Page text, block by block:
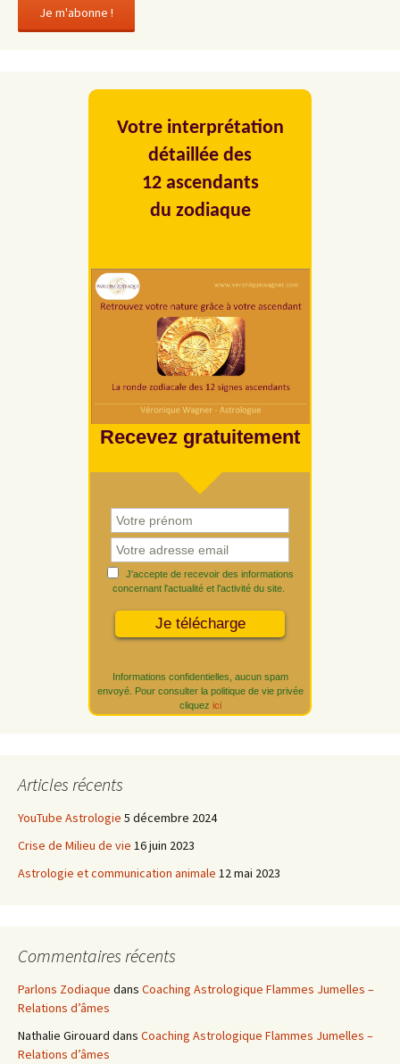
Votre interprétation
détaillée des
12 ascendants
du zodiaque
Recevez gratuitement
J'accepte de recevoir des informations
concernant l'actualité et l'activité du site.
Informations confidentielles, aucun spam
envoyé. Pour consulter la politique de vie privée
cliquez ici
Articles récents
YouTube Astrologie 5 décembre 2024
Crise de Milieu de vie 16 juin 2023
Astrologie et communication animale 12 mai 2023
Commentaires récents
Parlons Zodiaque dans Coaching Astrologique Flammes Jumelles –
Relations d’âmes
Nathalie Girouard dans Coaching Astrologique Flammes Jumelles –
Relations d’âmes